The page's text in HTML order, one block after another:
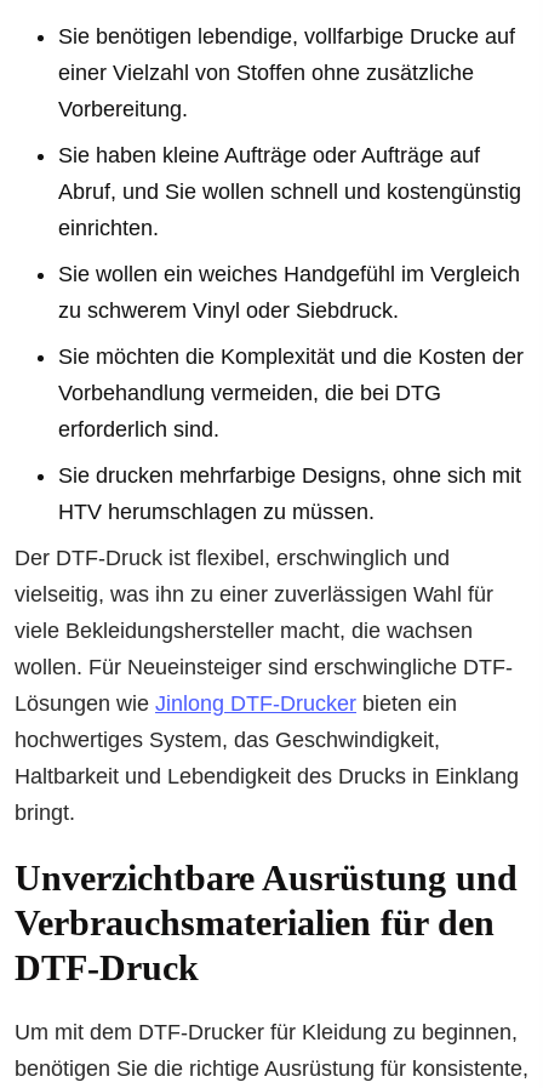
Sie benötigen lebendige, vollfarbige Drucke auf
einer Vielzahl von Stoffen ohne zusätzliche
Vorbereitung.
Sie haben kleine Aufträge oder Aufträge auf
Abruf, und Sie wollen schnell und kostengünstig
einrichten.
Sie wollen ein weiches Handgefühl im Vergleich
zu schwerem Vinyl oder Siebdruck.
Sie möchten die Komplexität und die Kosten der
Vorbehandlung vermeiden, die bei DTG
erforderlich sind.
Sie drucken mehrfarbige Designs, ohne sich mit
HTV herumschlagen zu müssen.
Der DTF-Druck ist flexibel, erschwinglich und
vielseitig, was ihn zu einer zuverlässigen Wahl für
viele Bekleidungshersteller macht, die wachsen
wollen. Für Neueinsteiger sind erschwingliche DTF-
Lösungen wie Jinlong DTF-Drucker bieten ein
hochwertiges System, das Geschwindigkeit,
Haltbarkeit und Lebendigkeit des Drucks in Einklang
bringt.
Unverzichtbare Ausrüstung und
Verbrauchsmaterialien für den
DTF-Druck
Um mit dem DTF-Drucker für Kleidung zu beginnen,
benötigen Sie die richtige Ausrüstung für konsistente,